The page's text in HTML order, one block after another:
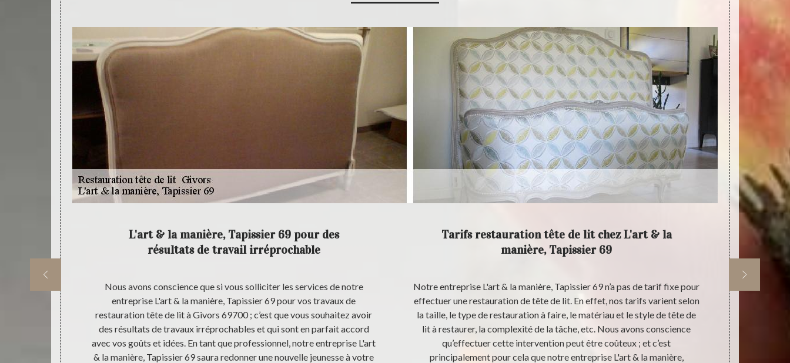
L'art & la manière, Tapissier 69 pour des
résultats de travail irréprochable
Nous avons conscience que si vous solliciter les services de notre
entreprise L'art & la manière, Tapissier 69 pour vos travaux de
restauration tête de lit à Givors 69700 ; c’est que vous souhaitez avoir
des résultats de travaux irréprochables et qui sont en parfait accord
avec vos goûts et idées. En tant que professionnel, notre entreprise L'art
& la manière, Tapissier 69 saura redonner une nouvelle jeunesse à votre
Tarifs restauration tête de lit chez L'art & la
manière, Tapissier 69
Notre entreprise L'art & la manière, Tapissier 69 n’a pas de tarif fixe pour
effectuer une restauration de tête de lit. En effet, nos tarifs varient selon
la taille, le type de restauration à faire, le matériau et le style de tête de
lit à restaurer, la complexité de la tâche, etc. Nous avons conscience
qu’effectuer cette intervention peut être coûteux ; et c’est
principalement pour cela que notre entreprise L'art & la manière,